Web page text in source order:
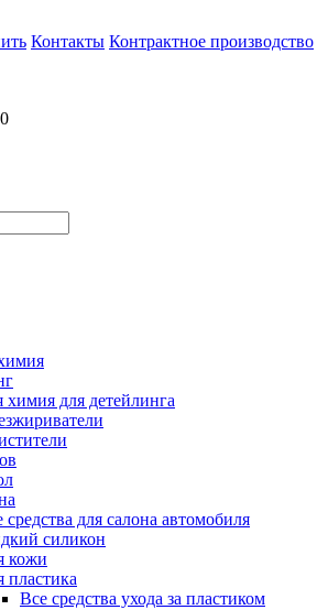
Контакты Контрактное производство
химия для детейлинга
средства для салона автомобиля
силикон
кожи
пластика
Все средства ухода за пластиком